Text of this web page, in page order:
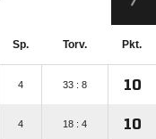
Sp. Torv. Pkt.
4 33 : 8 10
4 18 : 4 10